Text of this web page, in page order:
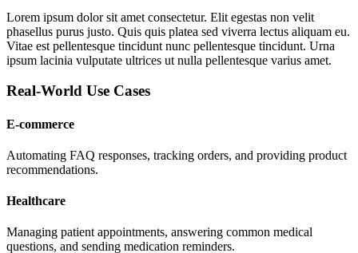
Lorem ipsum dolor sit amet consectetur. Elit egestas non velit
phasellus purus justo. Quis quis platea sed viverra lectus aliquam eu.
Vitae est pellentesque tincidunt nunc pellentesque tincidunt. Urna
ipsum lacinia vulputate ultrices ut nulla pellentesque varius amet.
Real-World Use Cases
E-commerce
Automating FAQ responses, tracking orders, and providing product
recommendations.
Healthcare
Managing patient appointments, answering common medical
questions, and sending medication reminders.